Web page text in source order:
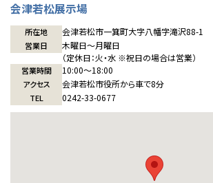
会津若松展示場
所在地 会津若松市一箕町大字八幡字滝沢88-1
営業日
木曜日〜月曜日
（定休日：火・水 ※祝日の場合は営業）
営業時間 10:00〜18:00
アクセス 会津若松市役所から車で8分
TEL 0242-33-0677